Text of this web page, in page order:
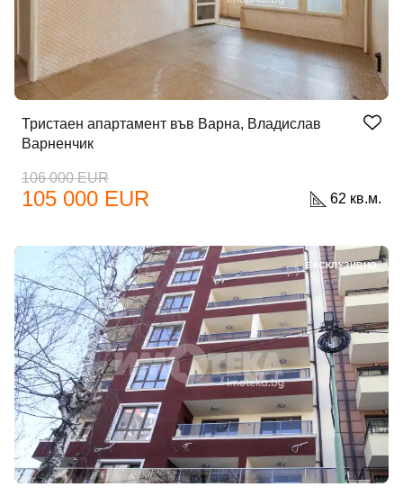
Добре дошъл!
Вход Регистрация
Имейл Адрес
Парола
Тристаен апартамент във Варна, Владислав
Варненчик
106 000 EUR
105 000 EUR 62 кв.м.
ЕКСКЛУЗИВНО